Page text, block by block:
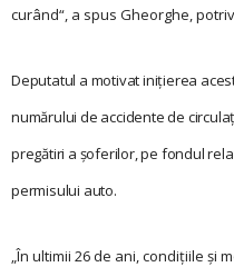
curând“, a spus Gheorghe,
Deputatul a motivat iniţierea
numărului de accidente de
pregătiri a şoferilor, pe fondul
permisului auto.
„În ultimii 26 de ani, condiţiile şi